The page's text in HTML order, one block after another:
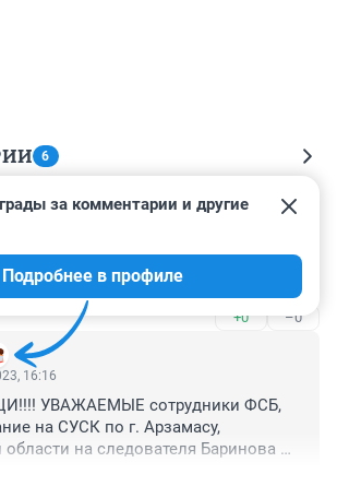
6
16:29
что. В администрации все
! Вот где проблема !
+0 –0
за комментарии и другие
Подробнее в профиле
16:16
УВАЖАЕМЫЕ сотрудники ФСБ,
на СУСК по г. Арзамасу,
на следователя Баринова